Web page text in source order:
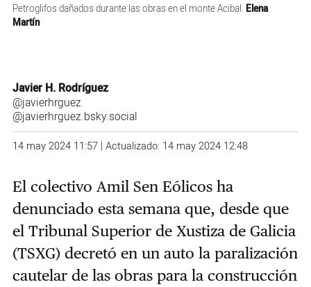
Petroglifos dañados durante las obras en el monte Acibal. Elena
Martín
Javier H. Rodríguez
@javierhrguez
@javierhrguez.bsky.social
14 may 2024 11:57 | Actualizado: 14 may 2024 12:48
El colectivo Amil Sen Eólicos ha
denunciado esta semana que, desde que
el Tribunal Superior de Xustiza de Galicia
(TSXG) decretó en un auto la paralización
cautelar de las obras para la construcción